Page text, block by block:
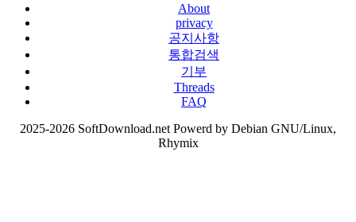
About
privacy
공지사항
통합검색
기부
Threads
FAQ
2025-2026 SoftDownload.net Powerd by Debian GNU/Linux,
Rhymix